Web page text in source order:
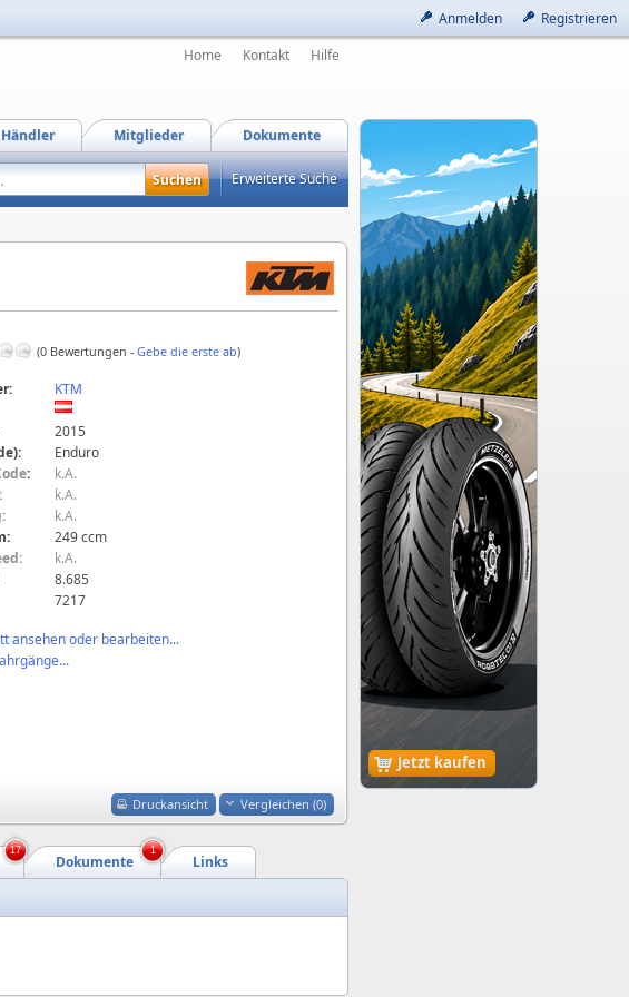
Anmelden Registrieren
Jetzt kaufen
Home Kontakt Hilfe
Dokumente
Mitglieder
Händler
Erweiterte Suche
(0 Bewertungen - Gebe die erste ab)
KTM
2015
Enduro
:
k.A.
k.A.
k.A.
249 ccm
k.A.
8.685
7217
ansehen oder bearbeiten...
Druckansicht Vergleichen (0)
Links
Dokumente
17 1